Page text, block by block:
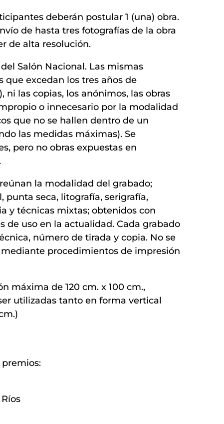
deberán postular 1 (una) obra.
de hasta tres fotografías de la obra
de alta resolución.
Salón Nacional. Las mismas
que excedan los tres años de
ni las copias, los anónimos, las obras
o innecesario por la modalidad
que no se hallen dentro de un
las medidas máximas). Se
pero no obras expuestas en
la modalidad del grabado;
seca, litografía, serigrafía,
y técnicas mixtas; obtenidos con
uso en la actualidad. Cada grabado
número de tirada y copia. No se
procedimientos de impresión
máxima de 120 cm. x 100 cm.,
utilizadas tanto en forma vertical
premios: